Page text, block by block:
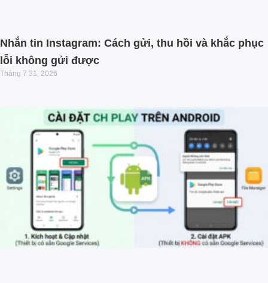
Nhắn tin Instagram: Cách gửi, thu hồi và khắc phục
lỗi không gửi được
Tháng 7 31, 2026